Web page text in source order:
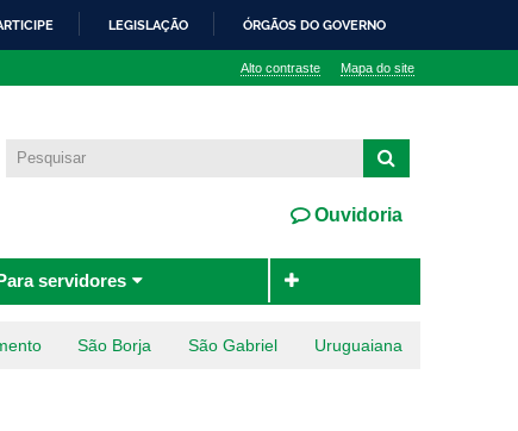
LEGISLAÇÃO ÓRGÃOS DO GOVERNO
Alto contraste Mapa do site
Ouvidoria
servidores
São Borja São Gabriel Uruguaiana